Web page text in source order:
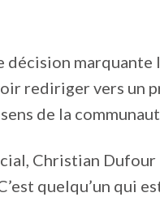
décision
rediriger vers
de la
Christian Dufour
quelqu’un qui